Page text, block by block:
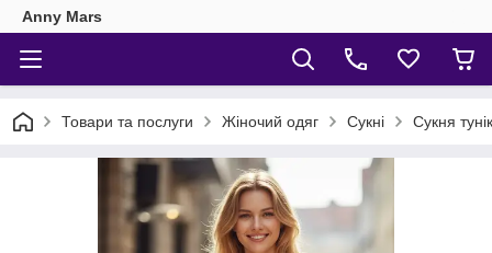
Anny Mars
Товари та послуги Жіночий одяг Сукні Сукня